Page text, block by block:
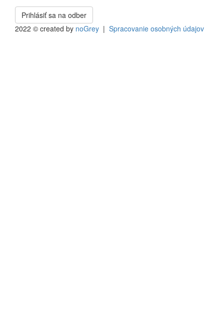
Súhlasím so spracovaním osobných údajov na
marketingové účely*
Prihlásiť sa na odber
2022 © created by noGrey | Spracovanie osobných údajov